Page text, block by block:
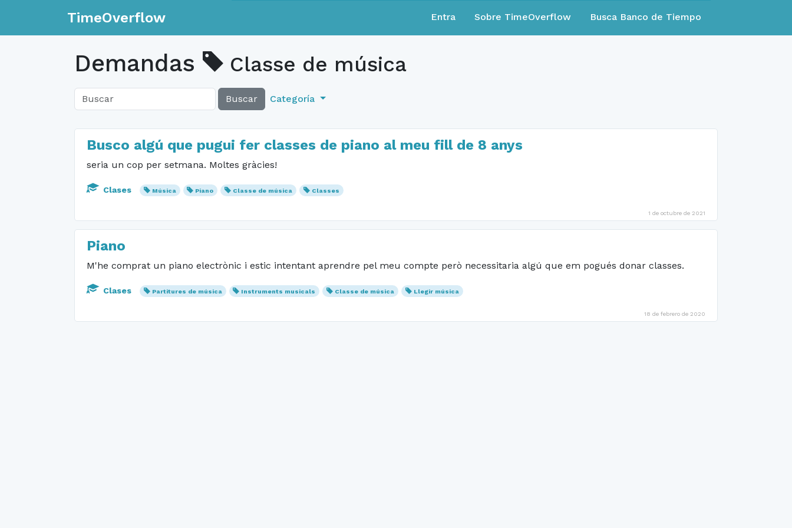
TimeOverflow Entra Sobre TimeOverflow Busca Banco de Tiempo
Demandas Classe de música
Buscar Categoría
Busco algú que pugui fer classes de piano al meu fill de 8 anys
seria un cop per setmana. Moltes gràcies!
Clases Música Piano Classe de música Classes
1 de octubre de 2021
Piano
M'he comprat un piano electrònic i estic intentant aprendre pel meu compte però necessitaria algú que em pogués donar classes.
Clases Partitures de música Instruments musicals Classe de música Llegir música
18 de febrero de 2020